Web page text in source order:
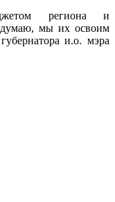
региона и
думаю, мы их освоим
и.о. мэра